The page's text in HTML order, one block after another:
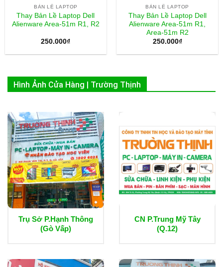
BẢN LỀ LAPTOP
Thay Bản Lề Laptop Dell
Alienware Area-51m R1, R2
250.000₫
BẢN LỀ LAPTOP
Thay Bản Lề Laptop Dell
Alienware Area-51m R1,
Area-51m R2
250.000₫
Hình Ảnh Cửa Hàng | Trường Thịnh
Trụ Sở P.Hạnh Thông
(Gò Vấp)
CN P.Trung Mỹ Tây
(Q.12)